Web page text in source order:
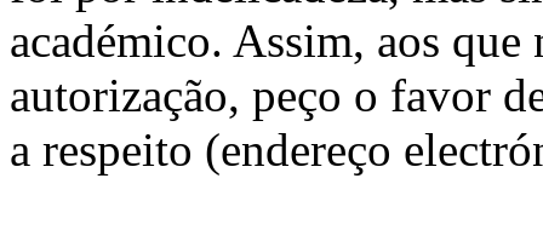
académico. Assim, aos
autorização, peço o favor
a respeito (endereço